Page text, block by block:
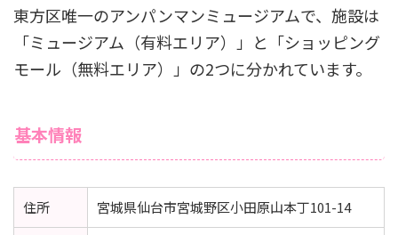
東方区唯一のアンパンマンミュージアムで、施設は
「ミュージアム（有料エリア）」と「ショッピング
モール（無料エリア）」の2つに分かれています。
基本情報
住所 宮城県仙台市宮城野区小田原山本丁101-14